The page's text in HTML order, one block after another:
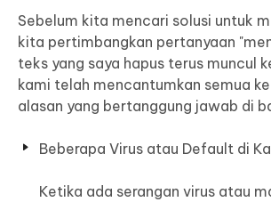
Sebelum kita mencari solusi untuk
kita pertimbangkan pertanyaan
teks yang saya hapus terus muncul
kami telah mencantumkan semua
alasan yang bertanggung jawab di
Beberapa Virus atau Default di
Ketika ada serangan virus atau